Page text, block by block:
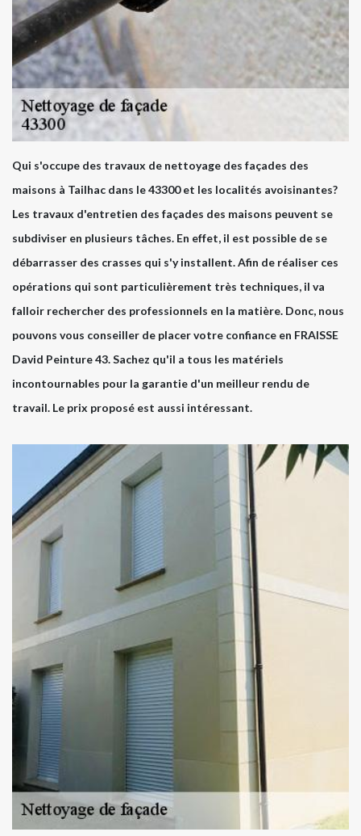
Qui s'occupe des travaux de nettoyage des façades des
maisons à Tailhac dans le 43300 et les localités avoisinantes?
Les travaux d'entretien des façades des maisons peuvent se
subdiviser en plusieurs tâches. En effet, il est possible de se
débarrasser des crasses qui s'y installent. Afin de réaliser ces
opérations qui sont particulièrement très techniques, il va
falloir rechercher des professionnels en la matière. Donc, nous
pouvons vous conseiller de placer votre confiance en FRAISSE
David Peinture 43. Sachez qu'il a tous les matériels
incontournables pour la garantie d'un meilleur rendu de
travail. Le prix proposé est aussi intéressant.